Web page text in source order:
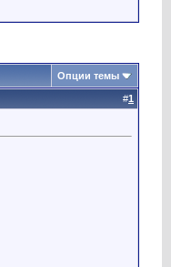
Опции темы
#1